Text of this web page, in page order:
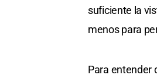
suficiente la
menos para
Para entender